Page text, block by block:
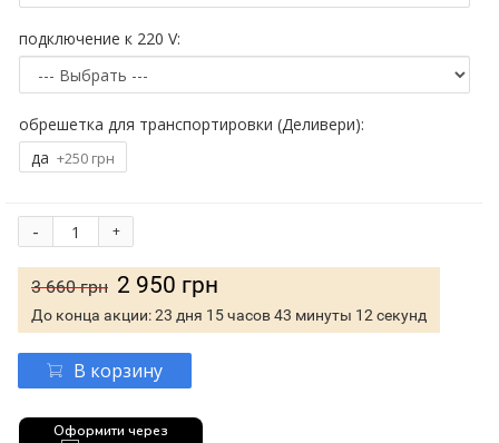
подключение к 220 V:
обрешетка для транспортировки (Деливери):
да +250 грн
+
-
3 660 грн 2 950 грн
До конца акции:23 дня 15 часов 43 минуты 11 секунд
В корзину
Оформити через